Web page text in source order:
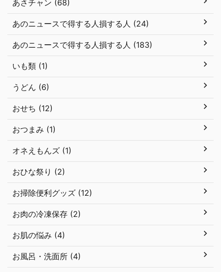
あさチャン (68)
あのニュースで得する人損する人 (24)
あのニュースで得する人損する人 (183)
いも類 (1)
うどん (6)
おせち (12)
おつまみ (1)
オネえもんズ (1)
おひな祭り (2)
お掃除便利グッズ (12)
お肉の冷凍保存 (2)
お肌の悩み (4)
お風呂・洗面所 (4)